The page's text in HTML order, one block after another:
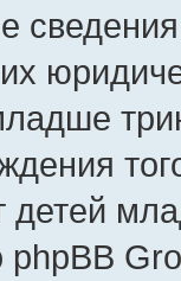
детей
phpBB